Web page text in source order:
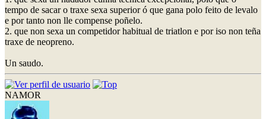
tempo de sacar o traxe sexa superior ó que gana polo feito de levalo
e por tanto non lle compense poñelo.
2. que non sexa un competidor habitual de triatlon e por iso non teña
traxe de neopreno.
Un saudo.
NAMOR